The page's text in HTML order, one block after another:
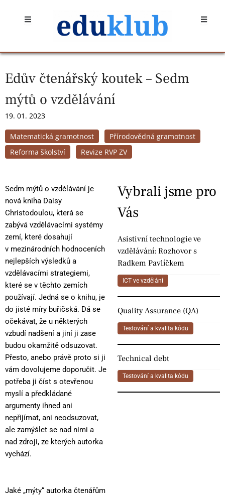
Open Open
Edův čtenářský koutek – Sedm
mýtů o vzdělávání
19. 01. 2023
Matematická gramotnost
Přírodovědná gramotnost
Reforma školství
Revize RVP ZV
Sedm mýtů o vzdělávání je
nová kniha Daisy
Christodoulou, která se
zabývá vzdělávacími systémy
zemí, které dosahují
v mezinárodních hodnoceních
nejlepších výsledků a
vzdělávacími strategiemi,
které se v těchto zemích
používají. Jedná se o knihu, je
do jisté míry buřičská. Dá se
očekávat, že u některých
vzbudí nadšení a jiní ji zase
budou okamžitě odsuzovat.
Přesto, anebo právě proto si ji
vám dovolujeme doporučit. Je
potřeba ji číst s otevřenou
myslí a předkládané
argumenty ihned ani
nepřijímat, ani neodsuzovat,
ale zamýšlet se nad nimi a
nad zdroji, ze kterých autorka
vychází.
Jaké „mýty“ autorka čtenářům
Vybrali jsme pro
Vás
Asistivní technologie ve
vzdělávání: Rozhovor s
Radkem Pavlíčkem
ICT ve vzdělání
Quality Assurance (QA)
Testování a kvalita kódu
Technical debt
Testování a kvalita kódu